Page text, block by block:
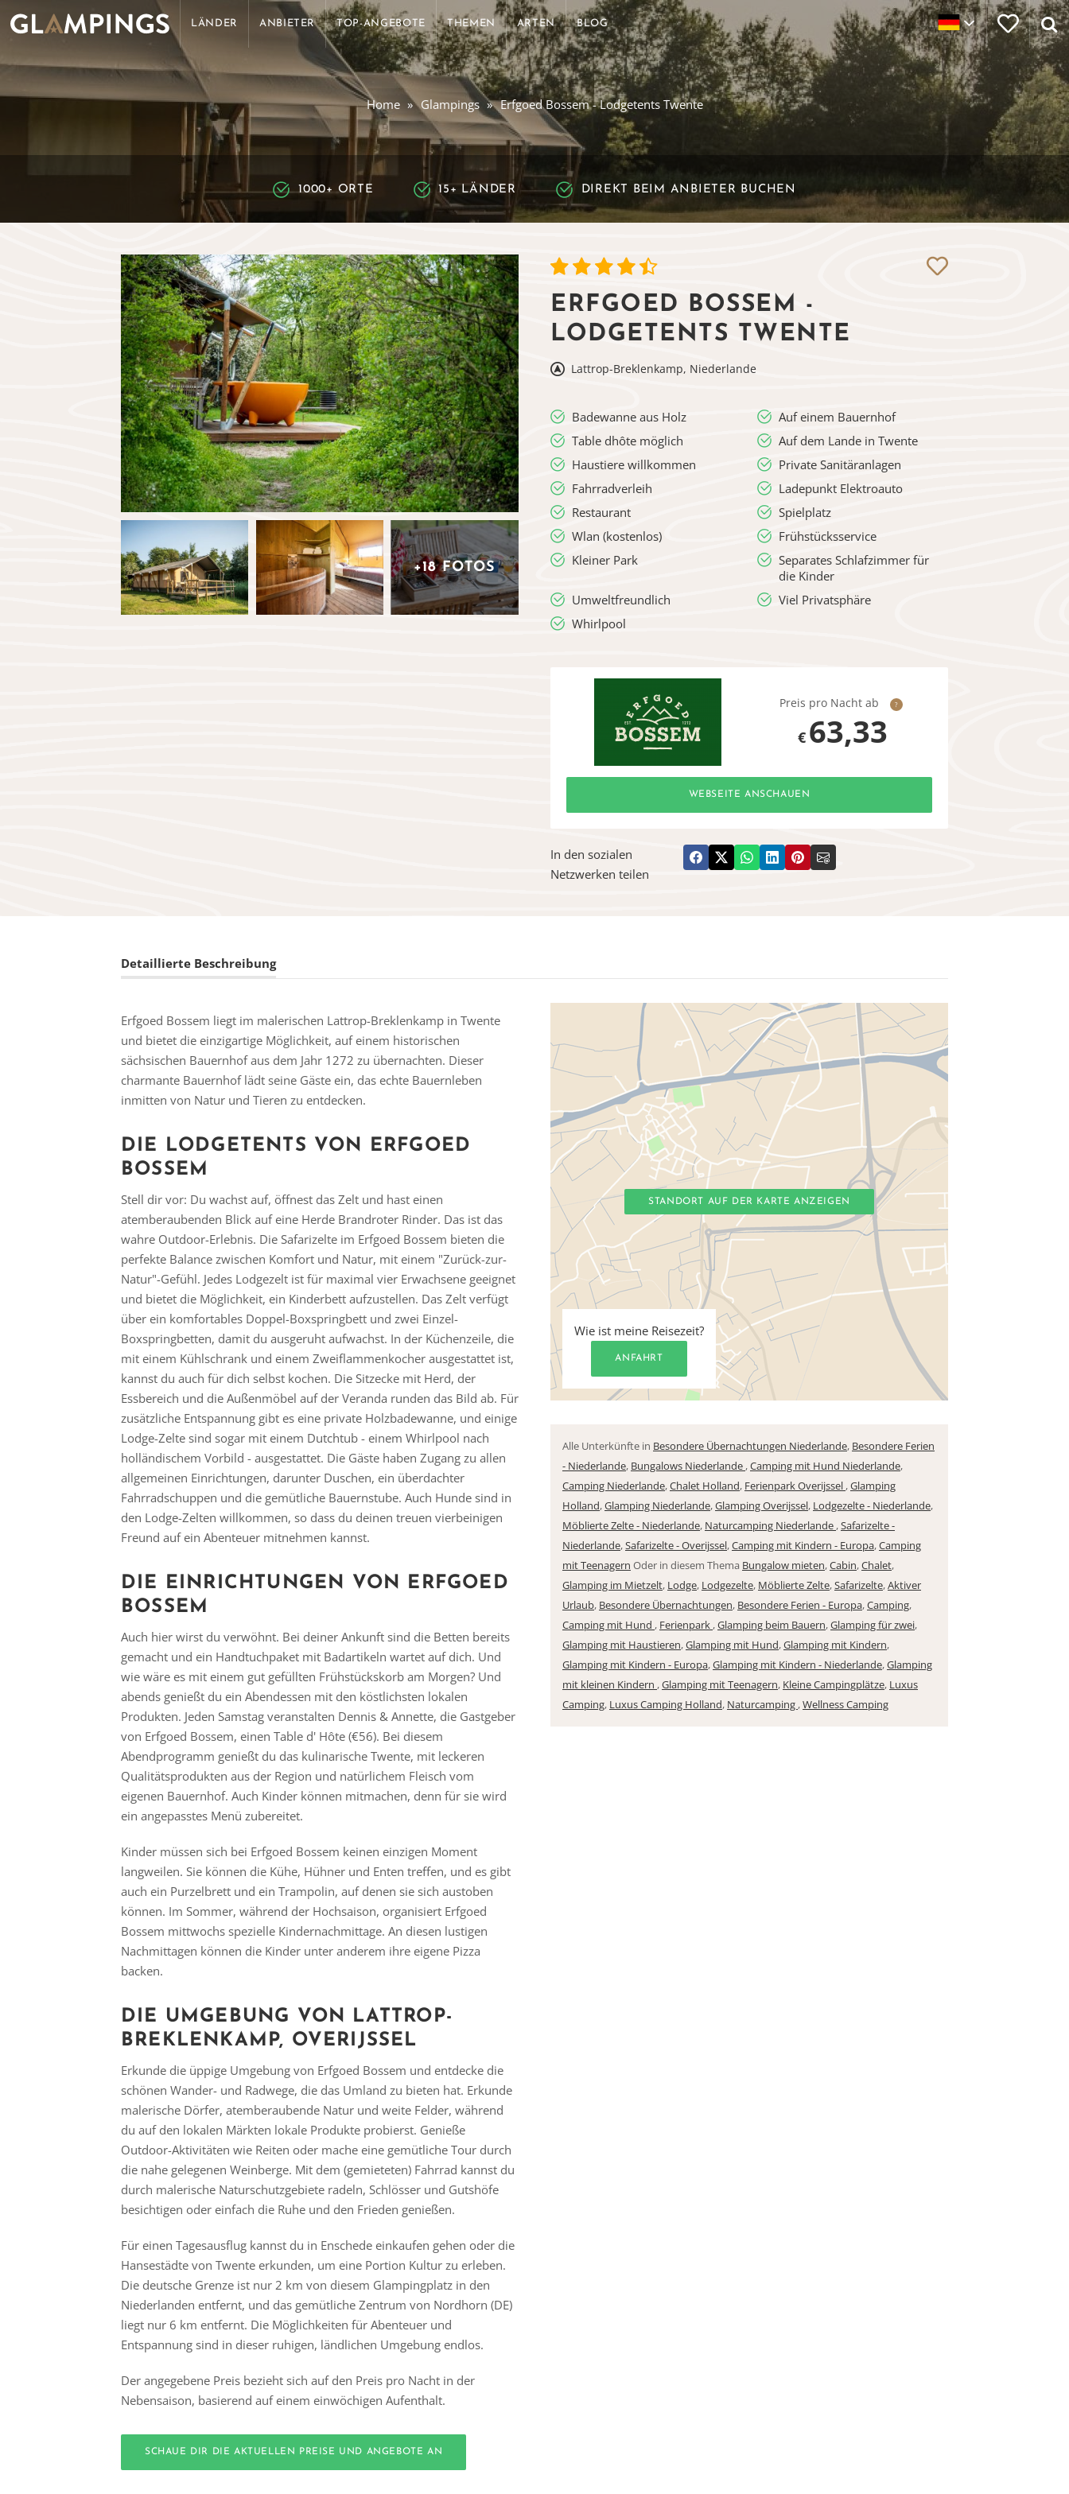
LÄNDER ANBIETER TOP-ANGEBOTE THEMEN ARTEN BLOG
Home Glampings Erfgoed Bossem - Lodgetents Twente
1000+ ORTE 15+ LÄNDER DIREKT BEIM ANBIETER BUCHEN
+18 FOTOS
ERFGOED BOSSEM -
LODGETENTS TWENTE
Lattrop-Breklenkamp, Niederlande
Badewanne aus Holz
Auf einem Bauernhof
Table dhôte möglich
Auf dem Lande in Twente
Haustiere willkommen
Private Sanitäranlagen
Fahrradverleih
Ladepunkt Elektroauto
Restaurant
Spielplatz
Wlan (kostenlos)
Frühstücksservice
Kleiner Park
Separates Schlafzimmer für
die Kinder
Umweltfreundlich
Viel Privatsphäre
Whirlpool
Preis pro Nacht ab ?
€ 63,33
WEBSEITE ANSCHAUEN
In den sozialen
Netzwerken teilen
Detaillierte Beschreibung
Erfgoed Bossem liegt im malerischen Lattrop-Breklenkamp in Twente
und bietet die einzigartige Möglichkeit, auf einem historischen
sächsischen Bauernhof aus dem Jahr 1272 zu übernachten. Dieser
charmante Bauernhof lädt seine Gäste ein, das echte Bauernleben
inmitten von Natur und Tieren zu entdecken.
DIE LODGETENTS VON ERFGOED
BOSSEM
Stell dir vor: Du wachst auf, öffnest das Zelt und hast einen
atemberaubenden Blick auf eine Herde Brandroter Rinder. Das ist das
wahre Outdoor-Erlebnis. Die Safarizelte im Erfgoed Bossem bieten die
perfekte Balance zwischen Komfort und Natur, mit einem "Zurück-zur-
Natur"-Gefühl. Jedes Lodgezelt ist für maximal vier Erwachsene geeignet
und bietet die Möglichkeit, ein Kinderbett aufzustellen. Das Zelt verfügt
über ein komfortables Doppel-Boxspringbett und zwei Einzel-
Boxspringbetten, damit du ausgeruht aufwachst. In der Küchenzeile, die
mit einem Kühlschrank und einem Zweiflammenkocher ausgestattet ist,
kannst du auch für dich selbst kochen. Die Sitzecke mit Herd, der
Essbereich und die Außenmöbel auf der Veranda runden das Bild ab. Für
zusätzliche Entspannung gibt es eine private Holzbadewanne, und einige
Lodge-Zelte sind sogar mit einem Dutchtub - einem Whirlpool nach
holländischem Vorbild - ausgestattet. Die Gäste haben Zugang zu allen
allgemeinen Einrichtungen, darunter Duschen, ein überdachter
Fahrradschuppen und die gemütliche Bauernstube. Auch Hunde sind in
den Lodge-Zelten willkommen, so dass du deinen treuen vierbeinigen
Freund auf ein Abenteuer mitnehmen kannst.
DIE EINRICHTUNGEN VON ERFGOED
BOSSEM
Auch hier wirst du verwöhnt. Bei deiner Ankunft sind die Betten bereits
gemacht und ein Handtuchpaket mit Badartikeln wartet auf dich. Und
wie wäre es mit einem gut gefüllten Frühstückskorb am Morgen? Und
abends genießt du ein Abendessen mit den köstlichsten lokalen
Produkten. Jeden Samstag veranstalten Dennis & Annette, die Gastgeber
von Erfgoed Bossem, einen Table d' Hôte (€56). Bei diesem
Abendprogramm genießt du das kulinarische Twente, mit leckeren
Qualitätsprodukten aus der Region und natürlichem Fleisch vom
eigenen Bauernhof. Auch Kinder können mitmachen, denn für sie wird
ein angepasstes Menü zubereitet.
Kinder müssen sich bei Erfgoed Bossem keinen einzigen Moment
langweilen. Sie können die Kühe, Hühner und Enten treffen, und es gibt
auch ein Purzelbrett und ein Trampolin, auf denen sie sich austoben
können. Im Sommer, während der Hochsaison, organisiert Erfgoed
Bossem mittwochs spezielle Kindernachmittage. An diesen lustigen
Nachmittagen können die Kinder unter anderem ihre eigene Pizza
backen.
DIE UMGEBUNG VON LATTROP-
BREKLENKAMP, OVERIJSSEL
Erkunde die üppige Umgebung von Erfgoed Bossem und entdecke die
schönen Wander- und Radwege, die das Umland zu bieten hat. Erkunde
malerische Dörfer, atemberaubende Natur und weite Felder, während
du auf den lokalen Märkten lokale Produkte probierst. Genieße
Outdoor-Aktivitäten wie Reiten oder mache eine gemütliche Tour durch
die nahe gelegenen Weinberge. Mit dem (gemieteten) Fahrrad kannst du
durch malerische Naturschutzgebiete radeln, Schlösser und Gutshöfe
besichtigen oder einfach die Ruhe und den Frieden genießen.
Für einen Tagesausflug kannst du in Enschede einkaufen gehen oder die
Hansestädte von Twente erkunden, um eine Portion Kultur zu erleben.
Die deutsche Grenze ist nur 2 km von diesem Glampingplatz in den
Niederlanden entfernt, und das gemütliche Zentrum von Nordhorn (DE)
liegt nur 6 km entfernt. Die Möglichkeiten für Abenteuer und
Entspannung sind in dieser ruhigen, ländlichen Umgebung endlos.
Der angegebene Preis bezieht sich auf den Preis pro Nacht in der
Nebensaison, basierend auf einem einwöchigen Aufenthalt.
SCHAUE DIR DIE AKTUELLEN PREISE UND ANGEBOTE AN
STANDORT AUF DER KARTE ANZEIGEN
Wie ist meine Reisezeit?
ANFAHRT
Alle Unterkünfte in Besondere Übernachtungen Niederlande, Besondere Ferien
- Niederlande, Bungalows Niederlande ,Camping mit Hund Niederlande,
Camping Niederlande,Chalet Holland, Ferienpark Overijssel ,Glamping
Holland,Glamping Niederlande,Glamping Overijssel, Lodgezelte - Niederlande,
Möblierte Zelte - Niederlande, Naturcamping Niederlande ,Safarizelte -
Niederlande,Safarizelte - Overijssel,Camping mit Kindern - Europa,Camping
mit Teenagern Oder in diesem Thema Bungalow mieten,Cabin,Chalet,
Glamping im Mietzelt, Lodge, Lodgezelte, Möblierte Zelte,Safarizelte,Aktiver
Urlaub, Besondere Übernachtungen, Besondere Ferien - Europa,Camping,
Camping mit Hund , Ferienpark ,Glamping beim Bauern,Glamping für zwei,
Glamping mit Haustieren,Glamping mit Hund,Glamping mit Kindern,
Glamping mit Kindern - Europa,Glamping mit Kindern - Niederlande,Glamping
mit kleinen Kindern ,Glamping mit Teenagern, Kleine Campingplätze, Luxus
Camping, Luxus Camping Holland, Naturcamping ,Wellness Camping
Vielen Dank für das Abonnieren unseres Newsletters.